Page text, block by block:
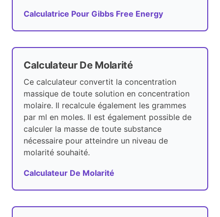
Calculatrice Pour Gibbs Free Energy
Calculateur De Molarité
Ce calculateur convertit la concentration
massique de toute solution en concentration
molaire. Il recalcule également les grammes
par ml en moles. Il est également possible de
calculer la masse de toute substance
nécessaire pour atteindre un niveau de
molarité souhaité.
Calculateur De Molarité